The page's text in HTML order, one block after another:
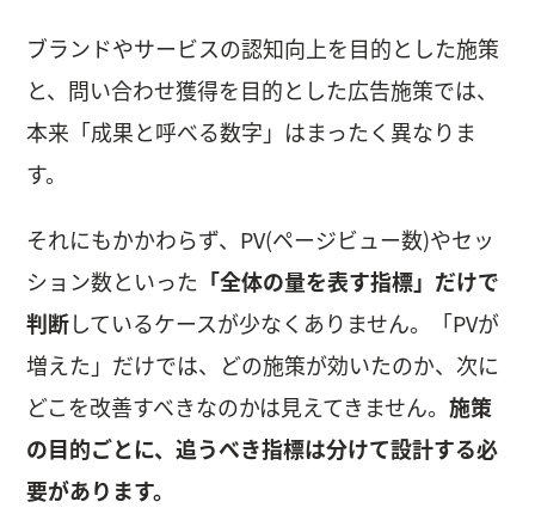
ブランドやサービスの認知向上を目的とした施策
と、問い合わせ獲得を目的とした広告施策では、
本来「成果と呼べる数字」はまったく異なりま
す。
それにもかかわらず、PV(ページビュー数)やセッ
ション数といった 「全体の量を表す指標」だけで
判断しているケースが少なくありません。「PVが
増えた」だけでは、どの施策が効いたのか、次に
どこを改善すべきなのかは見えてきません。施策
の目的ごとに、追うべき指標は分けて設計する必
要があります。